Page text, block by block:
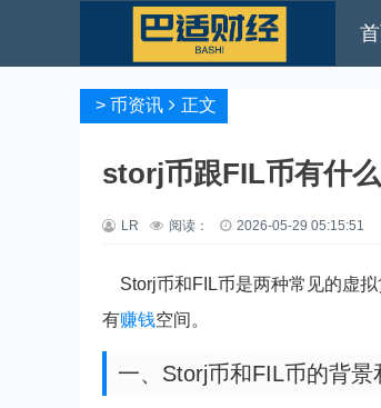
> 币资讯 正文
storj币跟FIL币有什
LR 阅读： 2026-05-29 05:15:51
Storj币和FIL币是两种常见的虚
有赚钱空间。
一、Storj币和FIL币的背景